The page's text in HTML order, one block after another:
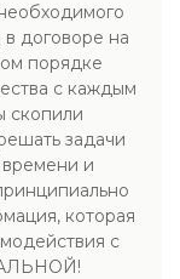
в договоре на
порядке
с каждым
скопили
задачи
и
которая
с